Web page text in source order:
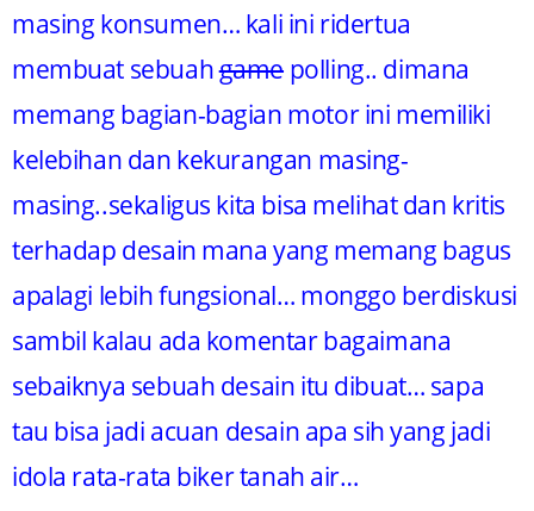
masing konsumen… kali ini ridertua
membuat sebuahgame polling.. dimana
memang bagian-bagian motor ini memiliki
kelebihan dan kekurangan masing-
masing..sekaligus kita bisa melihat dan kritis
terhadap desain mana yang memang bagus
apalagi lebih fungsional… monggo berdiskusi
sambil kalau ada komentar bagaimana
sebaiknya sebuah desain itu dibuat… sapa
tau bisa jadi acuan desain apa sih yang jadi
idola rata-rata biker tanah air…